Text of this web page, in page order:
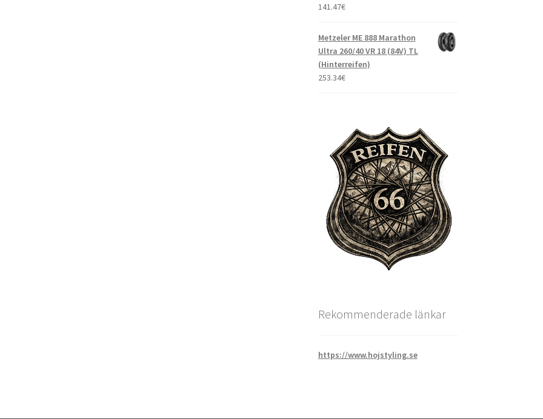
141.47€
Metzeler ME 888 Marathon
Ultra 260/40 VR 18 (84V) TL
(Hinterreifen)
253.34€
Rekommenderade länkar
https://www.hojstyling.se